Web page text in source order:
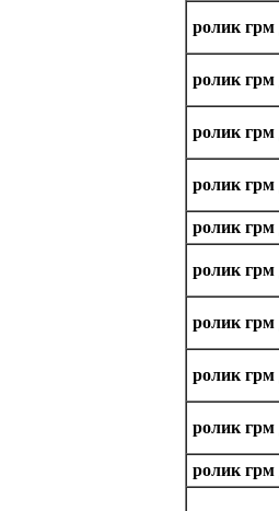
ролик грм
ролик грм
ролик грм
ролик грм
ролик грм
ролик грм
ролик грм
ролик грм
ролик грм
ролик грм